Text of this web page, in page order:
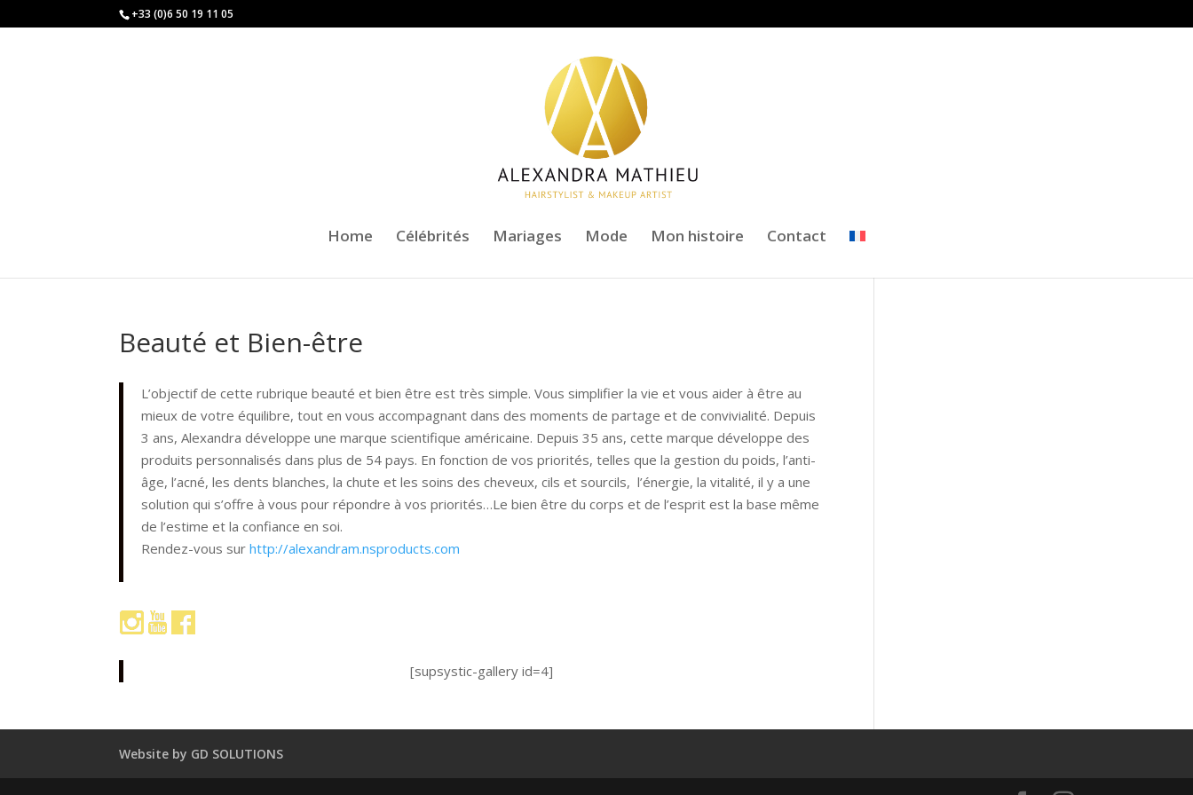
+33 (0)6 50 19 11 05
Home Célébrités Mariages Mode Mon histoire Contact
Beauté et Bien-être
L’objectif de cette rubrique beauté et bien être est très simple. Vous simplifier la vie et vous aider à être au
mieux de votre équilibre, tout en vous accompagnant dans des moments de partage et de convivialité. Depuis
3 ans, Alexandra développe une marque scientifique américaine. Depuis 35 ans, cette marque développe des
produits personnalisés dans plus de 54 pays. En fonction de vos priorités, telles que la gestion du poids, l’anti-
âge, l’acné, les dents blanches, la chute et les soins des cheveux, cils et sourcils, l’énergie, la vitalité, il y a une
solution qui s’offre à vous pour répondre à vos priorités…Le bien être du corps et de l’esprit est la base même
de l’estime et la confiance en soi.
Rendez-vous surhttp://alexandram.nsproducts.com
[supsystic-gallery id=4]
Website by GD SOLUTIONS